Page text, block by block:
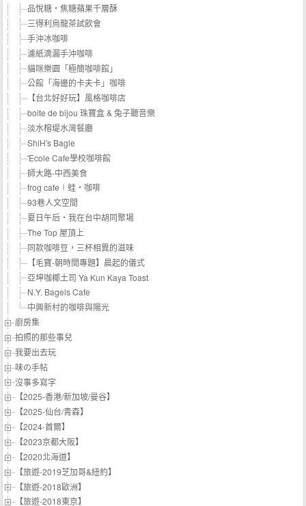
品悅糖‧焦糖蘋果千層酥
三得利烏龍茶試飲會
手沖冰咖啡
濾紙滴漏手沖咖啡
貓咪樂園「極簡咖啡館」
公館「海邊的卡夫卡」咖啡
【台北好好玩】風格咖啡店
boite de bijou 珠寶盒 & 兔子聽音樂
淡水榕堤水灣餐廳
ShiH's Bagle
'Ecole Cafe學校咖啡館
師大路-中西美食
frog cafe∣蛙‧咖啡
93巷人文空間
夏日午后‧我在台中胡同聚場
The Top 屋頂上
同款咖啡豆，三杯相異的滋味
【毛寶-朝時間專題】晨起的儀式
亞坤咖椰土司 Ya Kun Kaya Toast
N.Y. Bagels Cafe
中興新村的咖啡與陽光
廚房集
拍照的那些事兒
我要出去玩
味の手帖‬
沒事多寫字
【2025-香港/新加坡/曼谷】
【2025-仙台/青森】
【2024-首爾】
【2023京都大阪】
【2020北海道】
【旅遊-2019芝加哥&紐約】
【旅遊-2018歐洲】
【旅遊-2018東京】